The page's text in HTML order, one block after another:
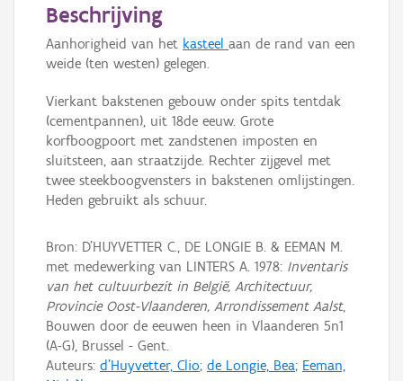
Beschrijving
Aanhorigheid van het kasteel aan de rand van een
weide (ten westen) gelegen.
Vierkant bakstenen gebouw onder spits tentdak
(cementpannen), uit 18de eeuw. Grote
korfboogpoort met zandstenen imposten en
sluitsteen, aan straatzijde. Rechter zijgevel met
twee steekboogvensters in bakstenen omlijstingen.
Heden gebruikt als schuur.
Bron: D'HUYVETTER C., DE LONGIE B. & EEMAN M.
met medewerking van LINTERS A. 1978: Inventaris
van het cultuurbezit in België, Architectuur,
Provincie Oost-Vlaanderen, Arrondissement Aalst,
Bouwen door de eeuwen heen in Vlaanderen 5n1
(A-G), Brussel - Gent.
Auteurs: d'Huyvetter, Clio; de Longie, Bea; Eeman,